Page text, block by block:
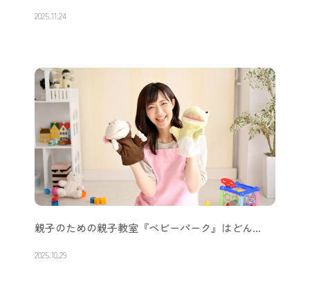
育児に最適！安心安全なberpyのベビーグ…
2025.11.24